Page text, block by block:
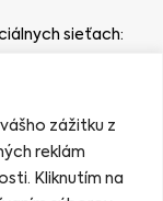
zážitku z
reklám
Kliknutím na
sieťach: